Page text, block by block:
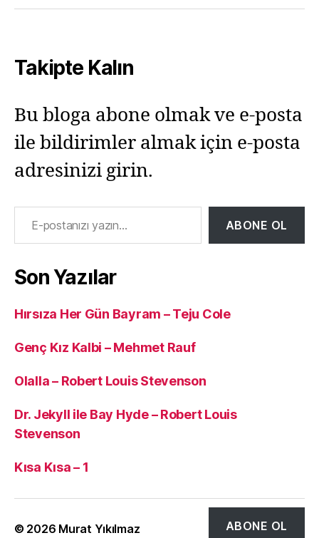
Takipte Kalın
Bu bloga abone olmak ve e-posta
ile bildirimler almak için e-posta
adresinizi girin.
E-postanızı yazın…
ABONE OL
Son Yazılar
Hırsıza Her Gün Bayram – Teju Cole
Genç Kız Kalbi – Mehmet Rauf
Olalla – Robert Louis Stevenson
Dr. Jekyll ile Bay Hyde – Robert Louis
Stevenson
Kısa Kısa – 1
© 2026 Murat Yıkılmaz Yukarı
ABONE OL